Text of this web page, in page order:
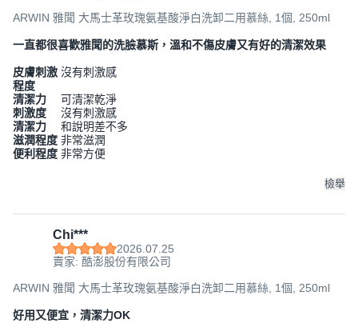
ARWIN 雅聞 大馬士革玫瑰氨基酸淨白洗卸二用慕絲, 1個, 250ml
一直都很喜歡雅聞的洗臉慕斯，溫和不傷皮膚又有好的清潔效果
皮膚刺激
程度
沒有刺激感
清潔力
可清潔乾淨
刺激度
沒有刺激感
清潔力
和說明差不多
滋潤程度 非常滋潤
便利程度 非常方便
檢舉
Chi***
2026.07.25
賣家: 酷澎股份有限公司
ARWIN 雅聞 大馬士革玫瑰氨基酸淨白洗卸二用慕絲, 1個, 250ml
好用又便宜，清潔力OK